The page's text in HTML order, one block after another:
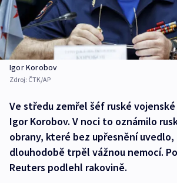
Igor Korobov
Zdroj: ČTK/AP
Ve středu zemřel šéf ruské vojenské
Igor Korobov. V noci to oznámilo
obrany, které bez upřesnění uvedlo,
dlouhodobě trpěl vážnou nemocí.
Reuters podlehl rakovině.